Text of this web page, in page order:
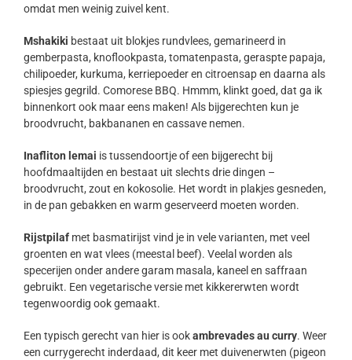
omdat men weinig zuivel kent.
Mshakiki bestaat uit blokjes rundvlees, gemarineerd in
gemberpasta, knoflookpasta, tomatenpasta, geraspte papaja,
chilipoeder, kurkuma, kerriepoeder en citroensap en daarna als
spiesjes gegrild. Comorese BBQ. Hmmm, klinkt goed, dat ga ik
binnenkort ook maar eens maken! Als bijgerechten kun je
broodvrucht, bakbananen en cassave nemen.
Inafliton lemai is tussendoortje of een bijgerecht bij
hoofdmaaltijden en bestaat uit slechts drie dingen –
broodvrucht, zout en kokosolie. Het wordt in plakjes gesneden,
in de pan gebakken en warm geserveerd moeten worden.
Rijstpilafmet basmatirijst vind je in vele varianten, met veel
groenten en wat vlees (meestal beef). Veelal worden als
specerijen onder andere garam masala, kaneel en saffraan
gebruikt. Een vegetarische versie met kikkererwten wordt
tegenwoordig ook gemaakt.
Een typisch gerecht van hier is ookambrevades au curry. Weer
een currygerecht inderdaad, dit keer met duivenerwten (pigeon